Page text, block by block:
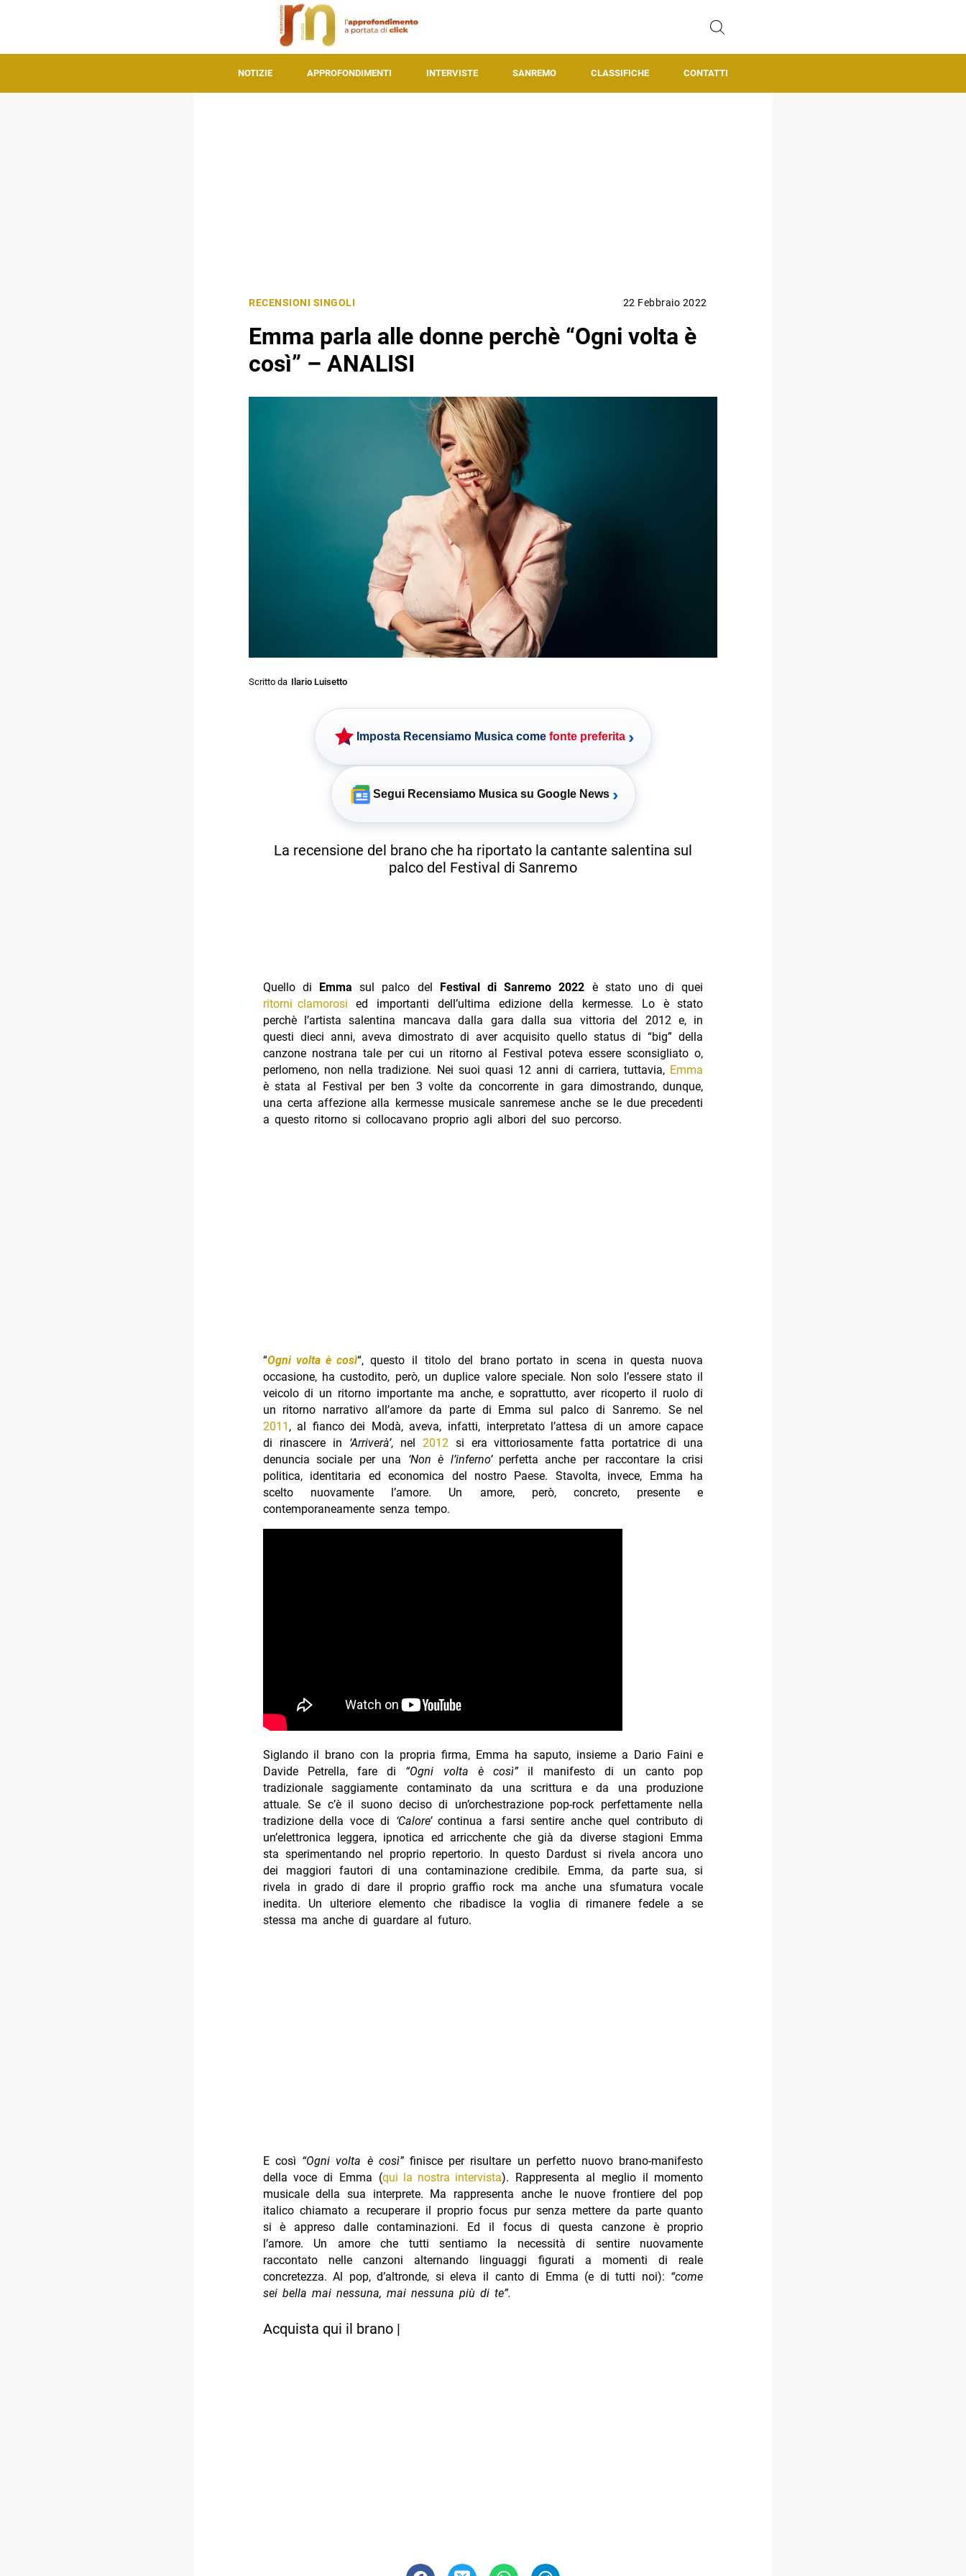
NOTIZIE APPROFONDIMENTI INTERVISTE SANREMO CLASSIFICHE CONTATTI
RECENSIONI SINGOLI 22 Febbraio 2022
Emma parla alle donne perchè “Ogni volta è
così” – ANALISI
Scritto da Ilario Luisetto
Imposta Recensiamo Musica come fonte preferita ›
Segui Recensiamo Musica su Google News ›
La recensione del brano che ha riportato la cantante salentina sul
palco del Festival di Sanremo
Quello di Emmasul palco del Festival di Sanremo 2022 è stato uno di quei
ritorni clamorosi ed importanti dell’ultima edizione della kermesse. Lo è stato
perchè l’artista salentina mancava dalla gara dalla sua vittoria del 2012 e, in
questi dieci anni, aveva dimostrato di aver acquisito quello status di “big” della
canzone nostrana tale per cui un ritorno al Festival poteva essere sconsigliato o,
perlomeno, non nella tradizione. Nei suoi quasi 12 anni di carriera, tuttavia, Emma
è stata al Festival per ben 3 volte da concorrente in gara dimostrando, dunque,
una certa affezione alla kermesse musicale sanremese anche se le due precedenti
a questo ritorno si collocavano proprio agli albori del suo percorso.
“Ogni volta è così“, questo il titolo del brano portato in scena in questa nuova
occasione, ha custodito, però, un duplice valore speciale. Non solo l’essere stato il
veicolo di un ritorno importante ma anche, e soprattutto, aver ricoperto il ruolo di
un ritorno narrativo all’amore da parte di Emma sul palco di Sanremo. Se nel
2011 , al fianco dei Modà, aveva, infatti, interpretato l’attesa di un amore capace
di rinascere in ‘Arriverà’, nel 2012si era vittoriosamente fatta portatrice di una
denuncia sociale per una ‘Non è l’inferno’ perfetta anche per raccontare la crisi
politica, identitaria ed economica del nostro Paese. Stavolta, invece, Emma ha
scelto nuovamente l’amore. Un amore, però, concreto, presente e
contemporaneamente senza tempo.
Siglando il brano con la propria firma, Emma ha saputo, insieme a Dario Faini e
Davide Petrella, fare di “Ogni volta è così” il manifesto di un canto pop
tradizionale saggiamente contaminato da una scrittura e da una produzione
attuale. Se c’è il suono deciso di un’orchestrazione pop-rock perfettamente nella
tradizione della voce di ‘Calore’continua a farsi sentire anche quel contributo di
un’elettronica leggera, ipnotica ed arricchente che già da diverse stagioni Emma
sta sperimentando nel proprio repertorio. In questo Dardust si rivela ancora uno
dei maggiori fautori di una contaminazione credibile. Emma, da parte sua, si
rivela in grado di dare il proprio graffio rock ma anche una sfumatura vocale
inedita. Un ulteriore elemento che ribadisce la voglia di rimanere fedele a se
stessa ma anche di guardare al futuro.
E così “Ogni volta è così” finisce per risultare un perfetto nuovo brano-manifesto
della voce di Emma (qui la nostra intervista). Rappresenta al meglio il momento
musicale della sua interprete. Ma rappresenta anche le nuove frontiere del pop
italico chiamato a recuperare il proprio focus pur senza mettere da parte quanto
si è appreso dalle contaminazioni. Ed il focus di questa canzone è proprio
l’amore. Un amore che tutti sentiamo la necessità di sentire nuovamente
raccontato nelle canzoni alternando linguaggi figurati a momenti di reale
concretezza. Al pop, d’altronde, si eleva il canto di Emma (e di tutti noi): “come
sei bella mai nessuna, mai nessuna più di te”.
Acquista qui il brano |